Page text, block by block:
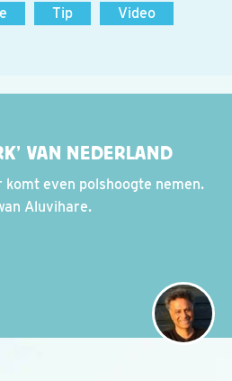
Tip
Video
VAN NEDERLAND
komt even polshoogte nemen.
Aluvihare.